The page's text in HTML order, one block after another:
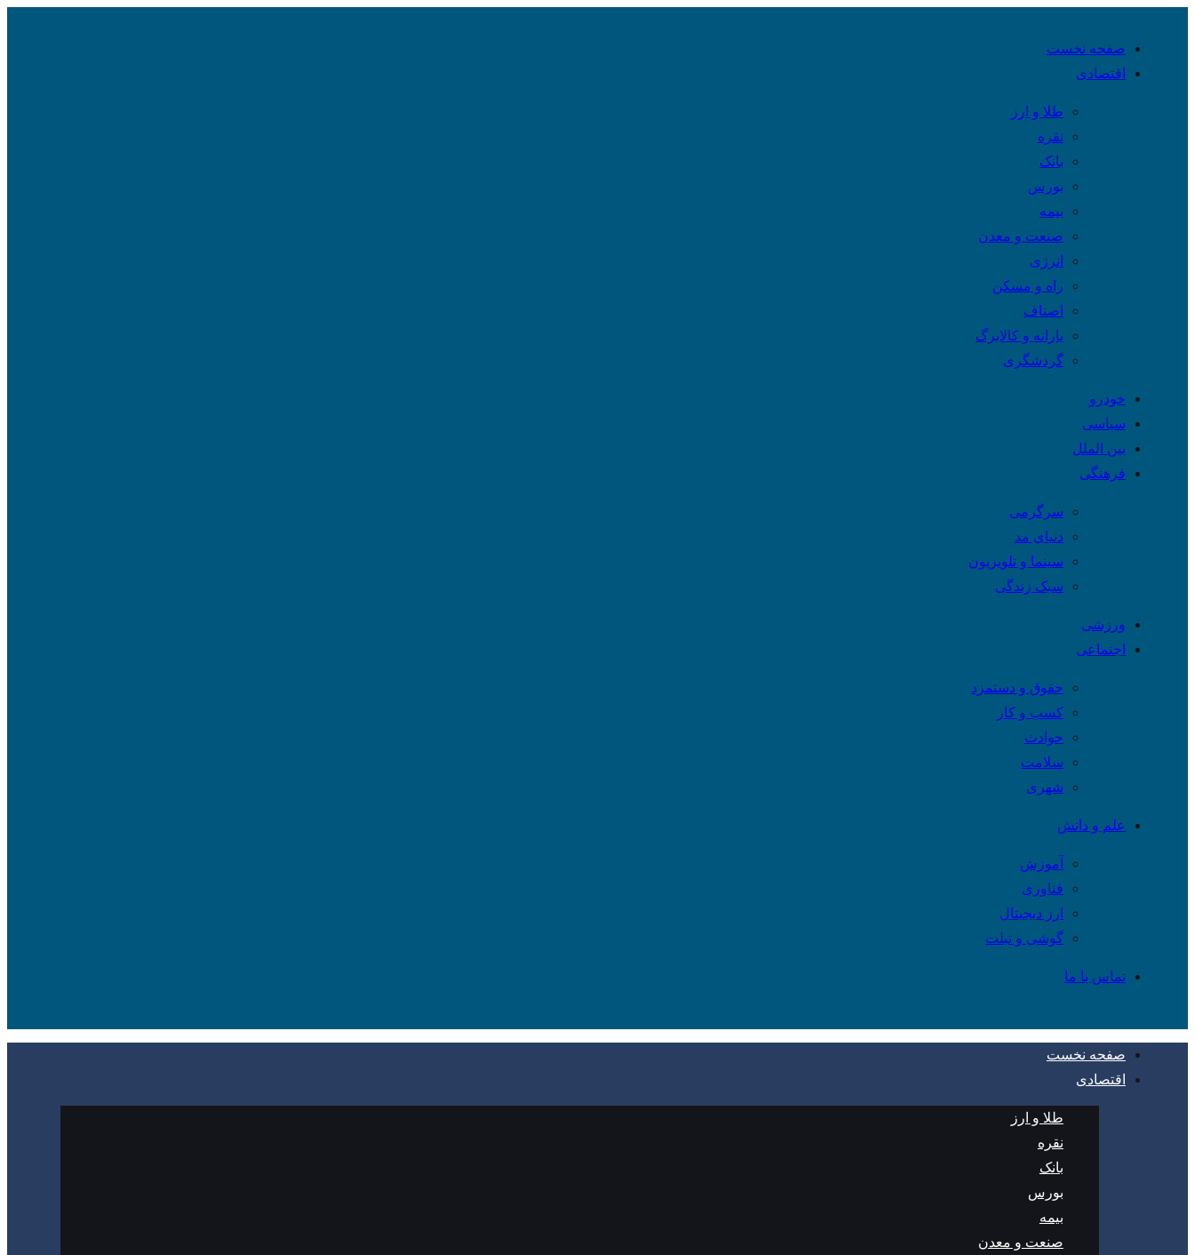
صفحه نخست
اقتصادی
طلا و ارز
نقره
بانک
بورس
بیمه
صنعت و معدن
انرژی
راه و مسکن
اصناف
یارانه و کالابرگ
گردشگری
خودرو
سیاسی
بین الملل
فرهنگی
سرگرمی
دنیای مد
سینما و تلویزیون
سبک زندگی
ورزشی
اجتماعی
حقوق و دستمزد
کسب و کار
حوادث
سلامت
شهری
علم و دانش
آموزش
فناوری
ارز دیجیتال
گوشی و تبلت
تماس با ما
صفحه نخست
اقتصادی
طلا و ارز
نقره
بانک
بورس
بیمه
صنعت و معدن